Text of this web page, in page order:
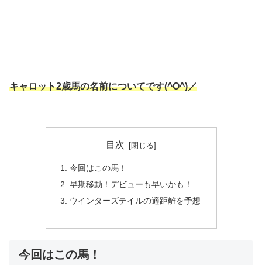
キャロット2歳馬の名前についてです(^O^)／
目次
今回はこの馬！
早期移動！デビューも早いかも！
ウインターズテイルの適距離を予想
今回はこの馬！